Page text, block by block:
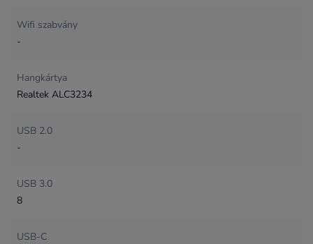
Wifi szabvány
-
Hangkártya
Realtek ALC3234
USB 2.0
-
USB 3.0
8
USB-C